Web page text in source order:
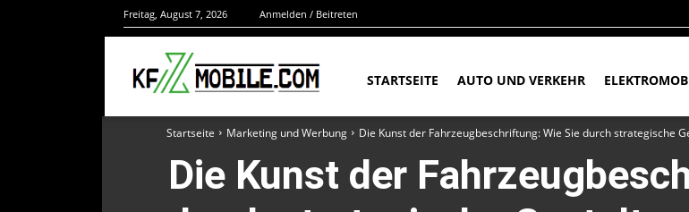
Freitag, August 7, 2026 Anmelden / Beitreten
STARTSEITE AUTO UND VERKEHR
Startseite Marketing und Werbung Die Kunst der Fahrzeugbeschriftung: Wie Sie durch strategische
Die Kunst der